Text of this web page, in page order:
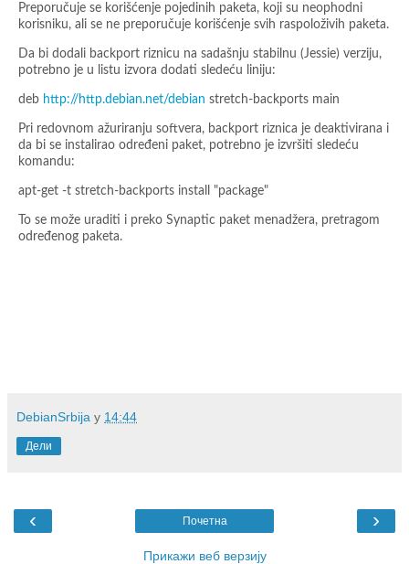
Preporučuje se korišćenje pojedinih paketa, koji su neophodni
korisniku, ali se ne preporučuje korišćenje svih raspoloživih paketa.
Da bi dodali backport riznicu na sadašnju stabilnu (Jessie) verziju,
potrebno je u listu izvora dodati sledeću liniju:
deb http://http.debian.net/debian stretch-backports main
Pri redovnom ažuriranju softvera, backport riznica je deaktivirana i
da bi se instalirao određeni paket, potrebno je izvršiti sledeću
komandu:
apt-get -t stretch-backports install "package"
To se može uraditi i preko Synaptic paket menadžera, pretragom
određenog paketa.
DebianSrbija у 14:44
Дели
‹ ›
Почетна
Прикажи веб верзију